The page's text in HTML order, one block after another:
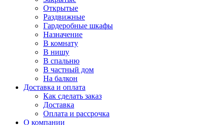
Открытые
Раздвижные
Гардеробные шкафы
Назначение
В комнату
В нишу
В спальню
В частный дом
На балкон
Доставка и оплата
Как сделать заказ
Доставка
Оплата и рассрочка
О компании